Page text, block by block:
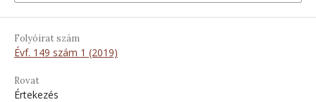
Folyóirat szám
Évf. 149 szám 1 (2019)
Rovat
Értekezés